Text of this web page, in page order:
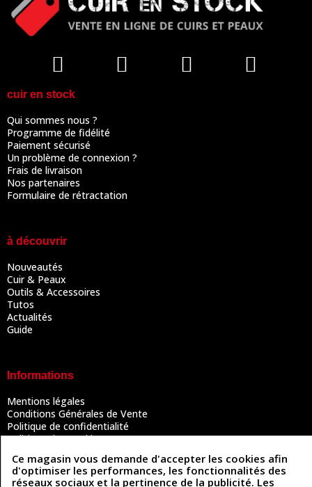
cuir en stock
Qui sommes nous ?
Programme de fidélité
Paiement sécurisé
Un problème de connexion ?
Frais de livraison
Nos partenaires
Formulaire de rétractation
à découvrir
Nouveautés
Cuir & Peaux
Outils & Accessoires
Tutos
Actualités
Guide
Informations
Mentions légales
Conditions Générales de Vente
Politique de confidentialité
Politique des cookies
Ce magasin vous demande d'accepter les cookies afin
d'optimiser les performances, les fonctionnalités des
réseaux sociaux et la pertinence de la publicité. Les